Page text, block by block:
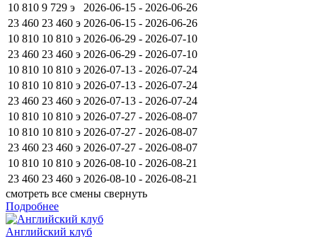
10 810 9 729 э
2026-06-15 - 2026-06-26
23 460 23 460 э 2026-06-15 - 2026-06-26
10 810 10 810 э 2026-06-29 - 2026-07-10
23 460 23 460 э 2026-06-29 - 2026-07-10
10 810 10 810 э 2026-07-13 - 2026-07-24
10 810 10 810 э 2026-07-13 - 2026-07-24
23 460 23 460 э 2026-07-13 - 2026-07-24
10 810 10 810 э 2026-07-27 - 2026-08-07
10 810 10 810 э 2026-07-27 - 2026-08-07
23 460 23 460 э 2026-07-27 - 2026-08-07
10 810 10 810 э 2026-08-10 - 2026-08-21
23 460 23 460 э 2026-08-10 - 2026-08-21
смотреть все смены свернуть
Подробнее
Английский клуб